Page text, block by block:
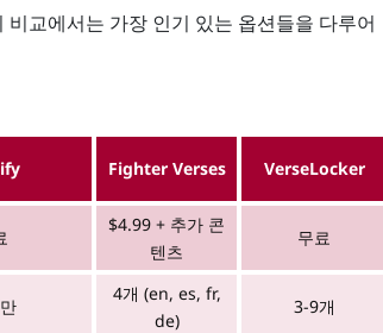
교에서는 가장 인기 있는 옵션들을 다루어
Fighter Verses VerseLocker
$4.99 + 추가 콘
텐츠
무료
4개 (en, es, fr,
de)
3-9개